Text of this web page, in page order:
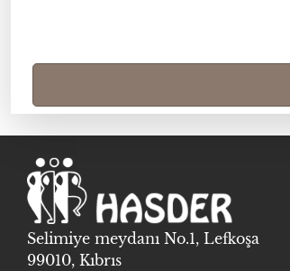
Selimiye meydanı No.1, Lefkoşa
99010, Kıbrıs